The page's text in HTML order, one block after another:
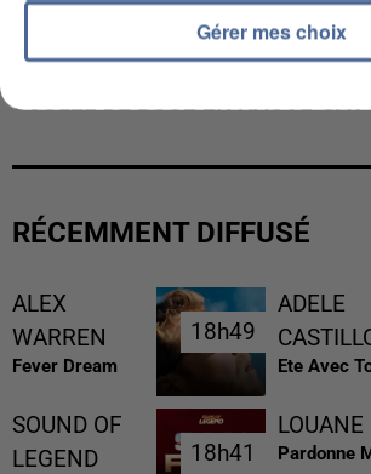
COULÉE DE BOUE EN HAUTE-
RÉCEMMENT DIFFUSÉ
ALEX
WARREN
Fever Dream
18h49
18h49
ADELE
Ete Avec
SOUND OF
LEGEND
18h41
18h41
LOUANE
Pardonne
Gérer mes choix